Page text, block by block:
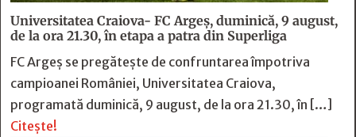
Universitatea Craiova- FC Argeș, duminică, 9 august,
de la ora 21.30, în etapa a patra din Superliga
FC Argeș se pregătește de confruntarea împotriva
campioanei României, Universitatea Craiova,
programată duminică, 9 august, de la ora 21.30, în […]
Citește!